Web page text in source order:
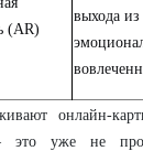
(AR)
выхода
онлайн-
это уже не